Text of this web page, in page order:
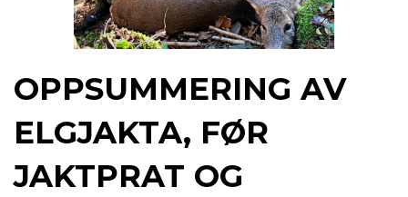
OPPSUMMERING AV
ELGJAKTA, FØR
JAKTPRAT OG